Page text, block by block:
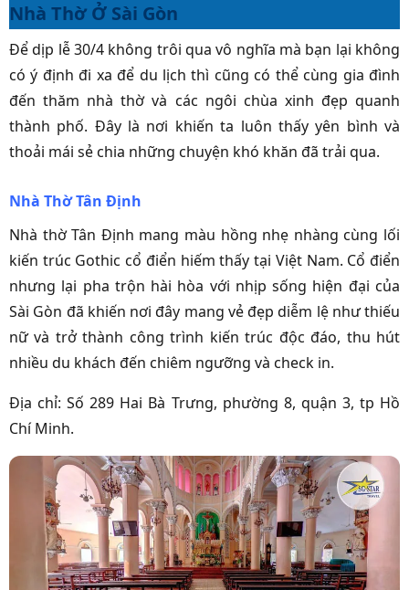
Nhà Thờ Ở Sài Gòn
Để dịp lễ 30/4 không trôi qua vô nghĩa mà bạn lại không
có ý định đi xa để du lịch thì cũng có thể cùng gia đình
đến thăm nhà thờ và các ngôi chùa xinh đẹp quanh
thành phố. Đây là nơi khiến ta luôn thấy yên bình và
thoải mái sẻ chia những chuyện khó khăn đã trải qua.
Nhà Thờ Tân Định
Nhà thờ Tân Định mang màu hồng nhẹ nhàng cùng lối
kiến trúc Gothic cổ điển hiếm thấy tại Việt Nam. Cổ điển
nhưng lại pha trộn hài hòa với nhịp sống hiện đại của
Sài Gòn đã khiến nơi đây mang vẻ đẹp diễm lệ như thiếu
nữ và trở thành công trình kiến trúc độc đáo, thu hút
nhiều du khách đến chiêm ngưỡng và check in.
Địa chỉ: Số 289 Hai Bà Trưng, phường 8, quận 3, tp Hồ
Chí Minh.